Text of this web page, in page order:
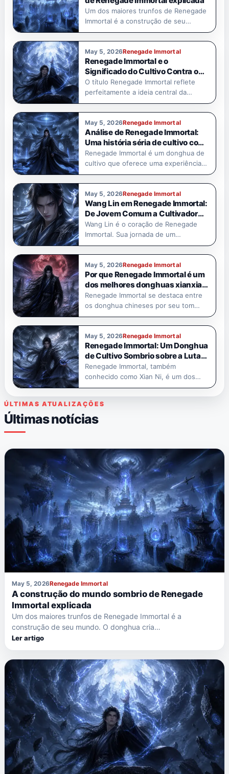
Um dos maiores trunfos de Renegade
Immortal é a construção de seu…
May 5, 2026Renegade Immortal
Renegade Immortal e o
Significado do Cultivo Contra o
Céu
O título Renegade Immortal reflete
perfeitamente a ideia central da
história: uma…
May 5, 2026Renegade Immortal
Análise de Renegade Immortal:
Uma história séria de cultivo com
profundidade emocional.
Renegade Immortal é um donghua de
cultivo que oferece uma experiência
de…
May 5, 2026Renegade Immortal
Wang Lin em Renegade Immortal:
De Jovem Comum a Cultivador
Implacável
Wang Lin é o coração de Renegade
Immortal. Sua jornada de um…
May 5, 2026Renegade Immortal
Por que Renegade Immortal é um
dos melhores donghuas xianxia
sombrios para assistir?
Renegade Immortal se destaca entre
os donghua chineses por seu tom
sério,…
May 5, 2026Renegade Immortal
Renegade Immortal: Um Donghua
de Cultivo Sombrio sobre a Luta
de Wang Lin contra o Destino
Renegade Immortal, também
conhecido como Xian Ni, é um dos
donghuas de…
ÚLTIMAS ATUALIZAÇÕES
Últimas notícias
May 5, 2026Renegade Immortal
A construção do mundo sombrio de Renegade
Immortal explicada
Um dos maiores trunfos de Renegade Immortal é a
construção de seu mundo. O donghua cria…
Ler artigo